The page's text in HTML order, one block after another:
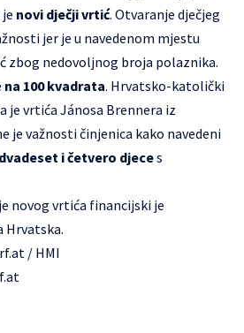
novi dječji vrtić. Otvaranje dječjeg
jer je u navedenom mjestu
zbog nedovoljnog broja polaznika.
na 100 kvadrata. Hrvatsko-katolički
je vrtića Jánosa Brennera iz
je važnosti činjenica kako navedeni
i četvero djeces
novog vrtića financijski je
Hrvatska.
/ HMI